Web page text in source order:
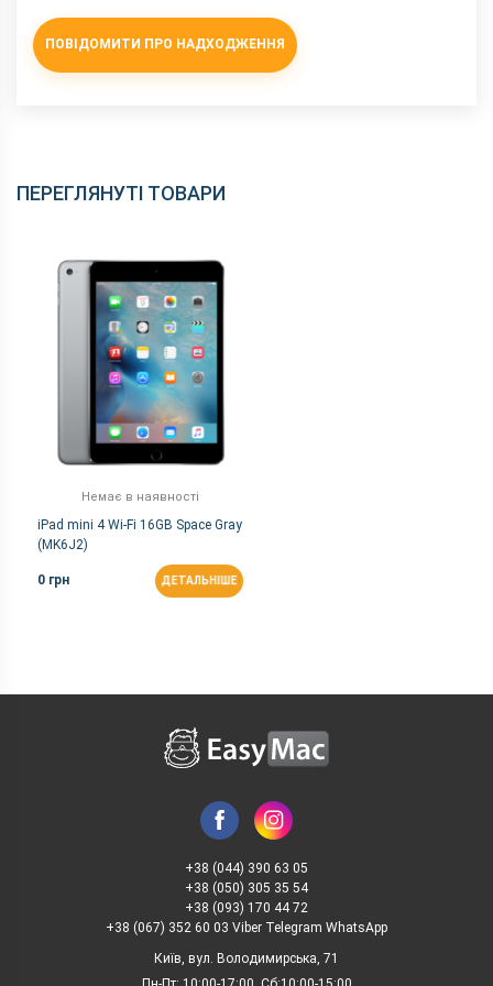
ПОВІДОМИТИ ПРО НАДХОДЖЕННЯ
ПЕРЕГЛЯНУТІ ТОВАРИ
Немає в наявності
iPad mini 4 Wi-Fi 16GB Space Gray
(MK6J2)
0 грн ДЕТАЛЬНІШЕ
+38 (044) 390 63 05
+38 (050) 305 35 54
+38 (093) 170 44 72
+38 (067) 352 60 03 Viber Telegram WhatsApp
Київ, вул. Володимирська, 71